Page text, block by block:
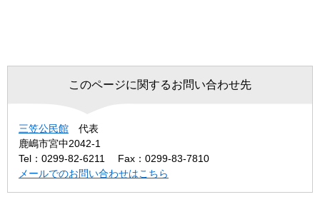
このページに関するお問い合わせ先
三笠公民館
代表
鹿嶋市宮中2042-1
Tel：0299-82-6211
Fax：0299-83-7810
メールでのお問い合わせはこちら